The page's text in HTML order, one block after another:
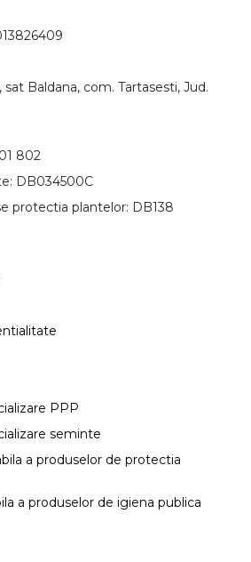
sat Baldana, com. Tartasesti, Jud.
802
DB034500C
protectia plantelor: DB138
PPP
seminte
a produselor de protectia
a produselor de igiena publica